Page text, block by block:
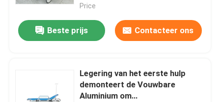
Price
Beste prijs Contacteer ons
Legering van het eerste hulp
demonteert de Vouwbare
Aluminium om